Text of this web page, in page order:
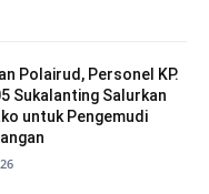
Polairud, Personel KP.
Sukalanting Salurkan
untuk Pengemudi